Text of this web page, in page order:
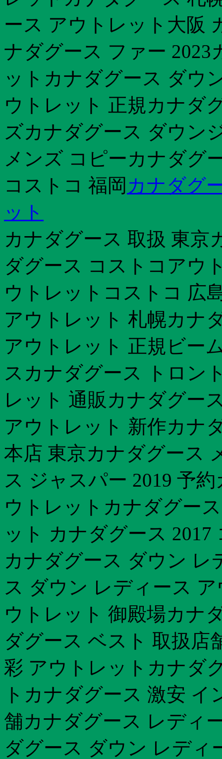
ース アウトレット大阪
ナダグース ファー
ットカナダグース ダウ
ウトレット 正規カナダ
ズカナダグース ダウン
メンズ コピーカナダグ
コストコ 福岡 カナダグ
ット
カナダグース 取扱 東京
ダグース コストコアウ
ウトレットコストコ 広
アウトレット 札幌カナ
アウトレット 正規ビー
スカナダグース トロン
レット 通販カナダグー
アウトレット 新作カナ
本店 東京カナダグース
ス ジャスパー 2019 予
ウトレットカナダグー
ット カナダグース
カナダグース ダウン レ
ス ダウン レディース
ウトレット 御殿場カナ
ダグース ベスト 取扱店
彩 アウトレットカナダ
トカナダグース 激安
舗カナダグース レディ
ダグース ダウン レディ